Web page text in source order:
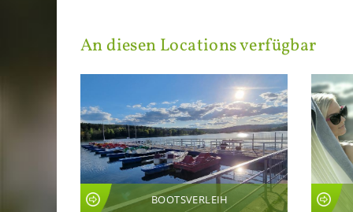
An die­sen Lo­ca­ti­ons ver­füg­bar
BOOTSVERLEIH